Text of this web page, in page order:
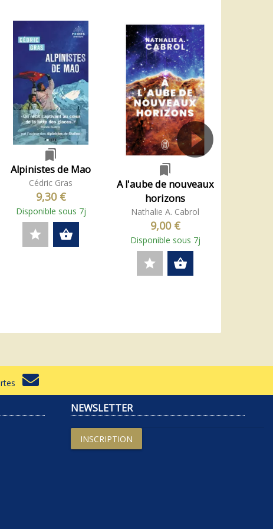
bookmarks
Alpinistes de Mao
Cédric Gras
9,30 €
Disponible sous 7j
star shopping_basket
bookmarks
A l'aube de nouveaux
horizons
Nathalie A. Cabrol
9,00 €
Disponible sous 7j
star shopping_basket
NEWSLETTER
INSCRIPTION